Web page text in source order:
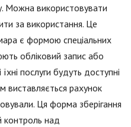
Можна використовувати
за використання. Це
є формою спеціальних
обліковий запис або
послуги будуть доступні
виставляється рахунок
Ця форма зберігання
контроль над